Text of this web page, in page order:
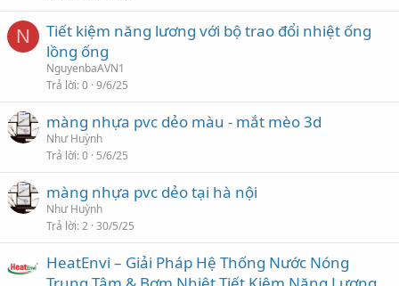
N
Tiết kiệm năng lương với bộ trao đổi nhiệt ống
lồng ống
NguyenbaAVN1
Trả lời 0 9/6/25
màng nhựa pvc dẻo màu - mắt mèo 3d
Như Huỳnh
Trả lời 0 5/6/25
màng nhựa pvc dẻo tại hà nội
Như Huỳnh
Trả lời 2 30/5/25
HeatEnvi – Giải Pháp Hệ Thống Nước Nóng